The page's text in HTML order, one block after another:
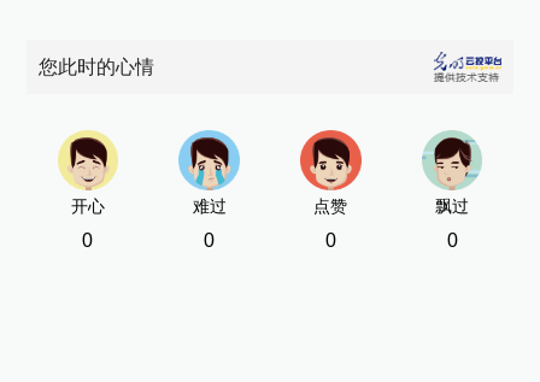
您此时的心情
开心
0
难过
0
点赞
0
飘过
0